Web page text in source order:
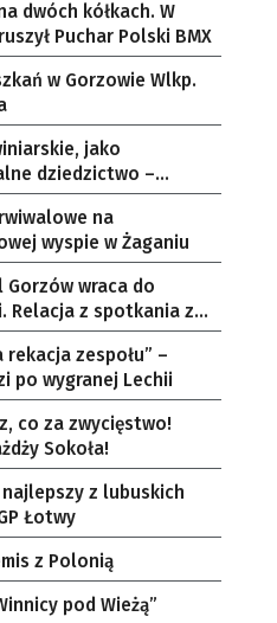
dwóch kółkach. W
Puchar Polski BMX
w Gorzowie Wlkp.
jako
dziedzictwo –
i projekt
na
wyspie w Żaganiu
Gorzów wraca do
Relacja z spotkania z
lwami u nas!
rekacja zespołu” –
po wygranej Lechii
co za zwycięstwo!
Sokoła!
z lubuskich
Łotwy
z Polonią
pod Wieżą”